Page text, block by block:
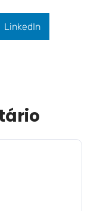
LinkedIn